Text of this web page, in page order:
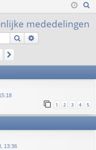
mededelingen
Search
1 2 3 4 5
13:36